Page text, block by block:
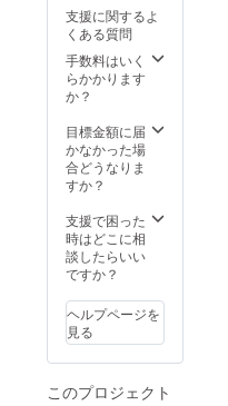
いただ
きま
す。 ※
教授と
の対談
相談に
応じま
す。
「※支援
ず備考
欄にご
希望の
お名前
入くだ
さ
い。」
のご協
力をPR
させて
いただ
きま
念品オ
ブジェ
をお送
りいた
す。 創
薬プ
レート
（ガラ
に名前
を掲載
させて
いただ
す。 公
支援に関するよ
くある質問
手数料はいく
らかかります
か？
目標金額に届
かなかった場
合どうなりま
すか？
支援で困った
時はどこに相
談したらいい
ですか？
ヘルプページを
見る
このプロジェクト